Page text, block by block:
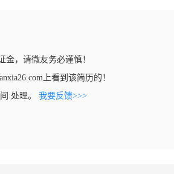
金，请微友务必谨慎！
上看到该简历的！
处理。 我要反馈>>>